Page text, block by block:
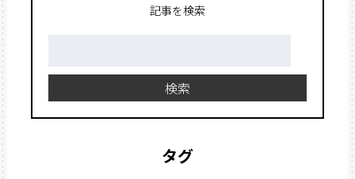
記事を検索
検索
タグ